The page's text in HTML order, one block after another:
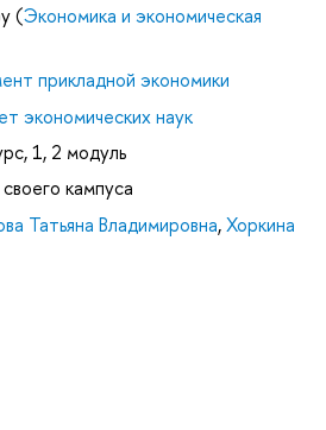
(Экономика и экономическая
прикладной экономики
экономических наук
1, 2 модуль
кампуса
Татьяна Владимировна,Хоркина